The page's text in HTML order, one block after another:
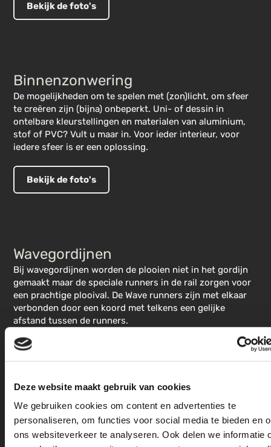
Deze website maakt gebruik van cookies
We gebruiken cookies om content en advertenties te
personaliseren, om functies voor social media te bieden en
ons websiteverkeer te analyseren. Ook delen we informatie
Bekijk de foto's
Binnenzonwering
De mogelijkheden om te spelen met (zon)licht, om sfeer
te creëren zijn (bijna) onbeperkt. Uni- of dessin in
ontelbare kleurstellingen en materialen van aluminium,
stof of PVC? Vult u maar in. Voor ieder interieur, voor
iedere sfeer is er een oplossing.
Bekijk de foto's
Wavegordijnen
Bij wavegordijnen worden de plooien niet in het gordijn
gemaakt maar de speciale runners in de rail zorgen voor
een prachtige plooival. De Wave runners zijn met elkaar
verbonden door een koord met telkens een gelijke
afstand tussen de runners.
Bekijk de foto's